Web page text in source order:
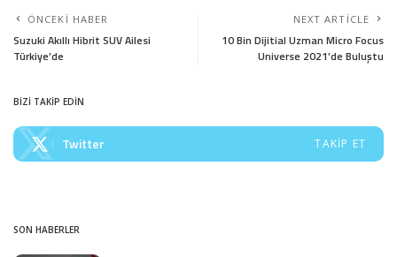
ÖNCEKI HABER
Suzuki Akıllı Hibrit SUV Ailesi
Türkiye’de
NEXT ARTICLE
10 Bin Dijitial Uzman Micro Focus
Universe 2021’de Buluştu
BİZİ TAKİP EDİN
Twitter TAKIP ET
SON HABERLER